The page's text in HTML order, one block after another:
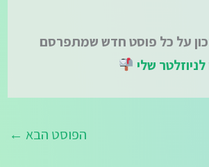
על כל פוסט חדש שמתפרסם
לניוזלטר שלי
הפוסט הבא ←